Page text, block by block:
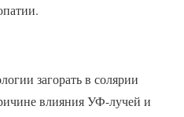
загорать в солярии
влияния УФ-лучей и